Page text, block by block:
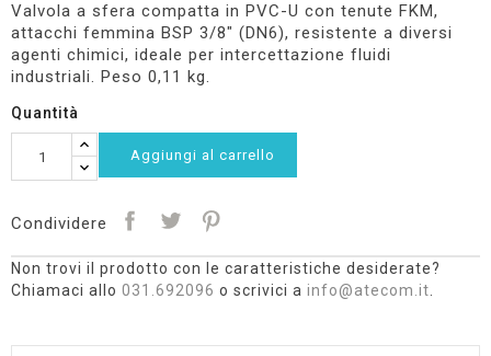
Valvola a sfera compatta in PVC-U con tenute FKM,
attacchi femmina BSP 3/8" (DN6), resistente a diversi
agenti chimici, ideale per intercettazione fluidi
industriali. Peso 0,11 kg.
Quantità
Aggiungi al carrello
Condividere
Non trovi il prodotto con le caratteristiche desiderate?
Chiamaci allo 031.692096 o scrivici a info@atecom.it